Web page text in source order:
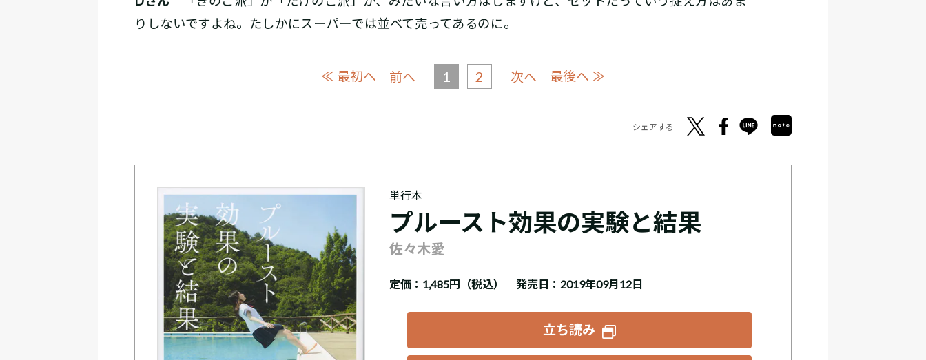
りしないですよね。たしかにスーパーでは並べて売ってあるのに。
≪ 最初へ 前へ 1 2 次へ 最後へ ≫
シェアする
単行本
プルースト効果の実験と結果
佐々木愛
定価： 1,485円（税込） 発売日：2019年09月12日
立ち読み